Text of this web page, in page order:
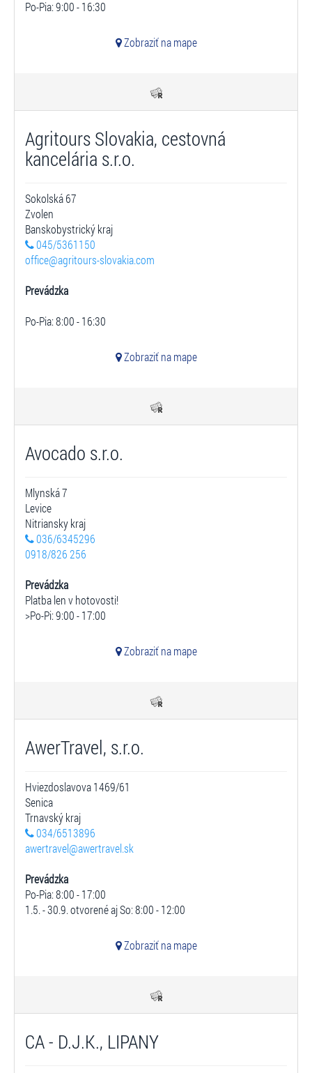
Po-Pia: 9:00 - 16:30
Zobraziť na mape
Agritours Slovakia, cestovná
kancelária s.r.o.
Sokolská 67
Zvolen
Banskobystrický kraj
045/5361150
office@agritours-slovakia.com
Prevádzka
Po-Pia: 8:00 - 16:30
Zobraziť na mape
Avocado s.r.o.
Mlynská 7
Levice
Nitriansky kraj
036/6345296
0918/826 256
Prevádzka
Platba len v hotovosti!
>Po-Pi: 9:00 - 17:00
Zobraziť na mape
AwerTravel, s.r.o.
Hviezdoslavova 1469/61
Senica
Trnavský kraj
034/6513896
awertravel@awertravel.sk
Prevádzka
Po-Pia: 8:00 - 17:00
1.5. - 30.9. otvorené aj So: 8:00 - 12:00
Zobraziť na mape
CA - D.J.K., LIPANY